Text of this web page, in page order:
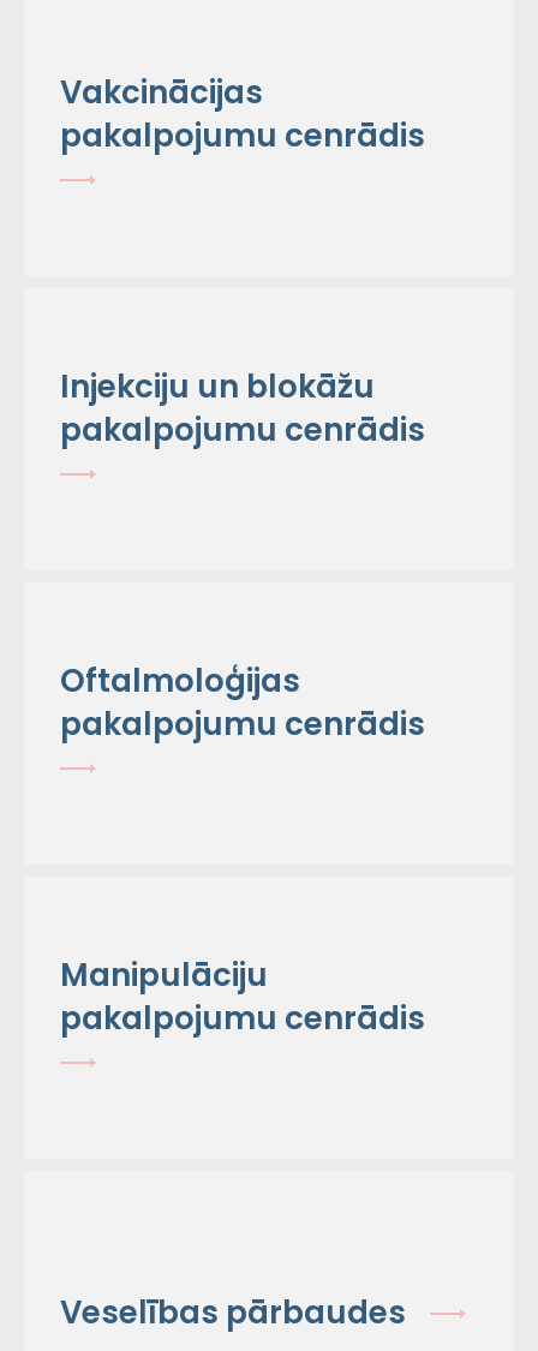
Vakcinācijas
pakalpojumu cenrādis
Injekciju un blokāžu
pakalpojumu cenrādis
Oftalmoloģijas
pakalpojumu cenrādis
Manipulāciju
pakalpojumu cenrādis
Veselības pārbaudes